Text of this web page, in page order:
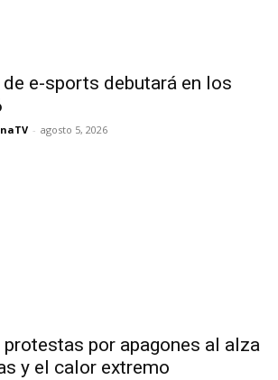
e-sports debutará en los
- agosto 5, 2026
protestas por apagones al alza
y el calor extremo